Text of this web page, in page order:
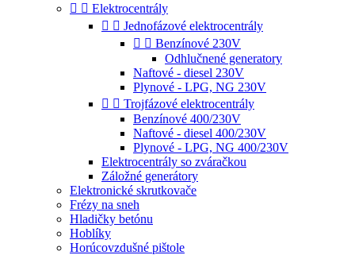
  Elektrocentrály
  Jednofázové elektrocentrály
  Benzínové 230V
Odhlučnené generatory
Naftové - diesel 230V
Plynové - LPG, NG 230V
  Trojfázové elektrocentrály
Benzínové 400/230V
Naftové - diesel 400/230V
Plynové - LPG, NG 400/230V
Elektrocentrály so zváračkou
Záložné generátory
Elektronické skrutkovače
Frézy na sneh
Hladičky betónu
Hoblíky
Horúcovzdušné pištole